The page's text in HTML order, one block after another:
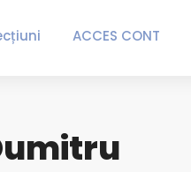
ACCES CONT